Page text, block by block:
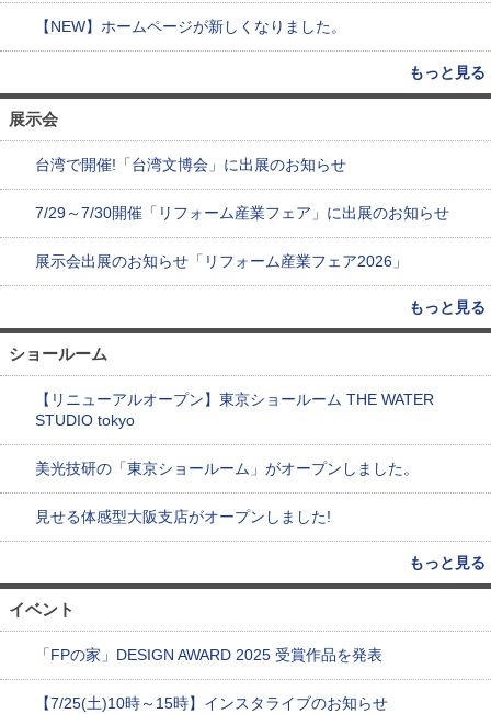
【NEW】ホームページが新しくなりました。
もっと見る
展示会
台湾で開催!「台湾文博会」に出展のお知らせ
7/29～7/30開催「リフォーム産業フェア」に出展のお知らせ
展示会出展のお知らせ「リフォーム産業フェア2026」
もっと見る
ショールーム
【リニューアルオープン】東京ショールーム THE WATER
STUDIO tokyo
美光技研の「東京ショールーム」がオープンしました。
見せる体感型大阪支店がオープンしました!
もっと見る
イベント
「FPの家」DESIGN AWARD 2025 受賞作品を発表
【7/25(土)10時～15時】インスタライブのお知らせ